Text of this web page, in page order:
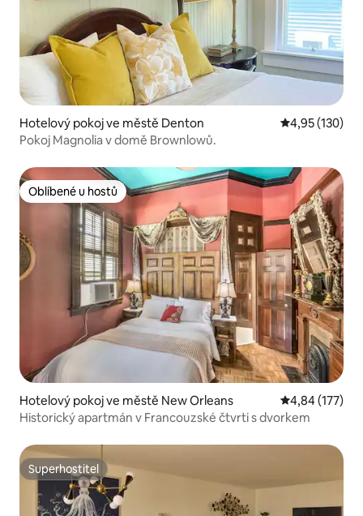
Hotelový pokoj ve městě Denton Průměrné
4,95 (130)
Pokoj Magnolia v domě Brownlowů.
Oblíbené u hostů
Oblíbené u hostů
Hotelový pokoj ve městě New Orleans Průměrné
4,84 (177)
Historický apartmán v Francouzské čtvrti s dvorkem
Superhostitel
Superhostitel